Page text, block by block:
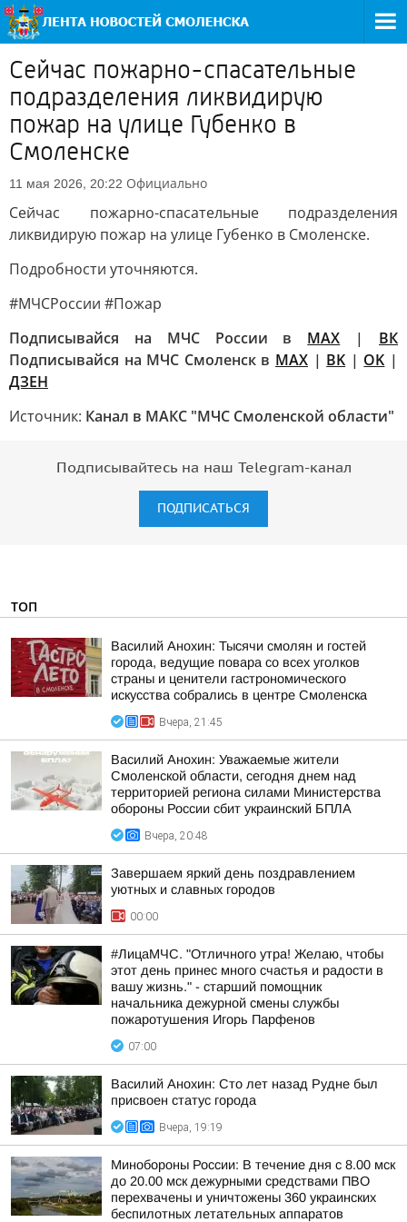
Сейчас пожарно-спасательные
подразделения ликвидирую
пожар на улице Губенко в
Смоленске
11 мая 2026, 20:22 Официально
Сейчас пожарно-спасательные подразделения
ликвидирую пожар на улице Губенко в Смоленске.
Подробности уточняются.
#МЧСРоссии #Пожар
Подписывайся на МЧС России в MAX | ВК
Подписывайся на МЧС Смоленск в MAX | BK | OK |
ДЗЕН
Источник: Канал в МАКС "МЧС Смоленской области"
Подписывайтесь на наш Telegram-канал
ПОДПИСАТЬСЯ
ТОП
Василий Анохин: Тысячи смолян и гостей
города, ведущие повара со всех уголков
страны и ценители гастрономического
искусства собрались в центре Смоленска
Вчера, 21:45
Василий Анохин: Уважаемые жители
Смоленской области, сегодня днем над
территорией региона силами Министерства
обороны России сбит украинский БПЛА
Вчера, 20:48
Завершаем яркий день поздравлением
уютных и славных городов
00:00
#ЛицаМЧС. "Отличного утра! Желаю, чтобы
этот день принес много счастья и радости в
вашу жизнь." - старший помощник
начальника дежурной смены службы
пожаротушения Игорь Парфенов
07:00
Василий Анохин: Сто лет назад Рудне был
присвоен статус города
Вчера, 19:19
Минобороны России: В течение дня с 8.00 мск
до 20.00 мск дежурными средствами ПВО
перехвачены и уничтожены 360 украинских
беспилотных летательных аппаратов